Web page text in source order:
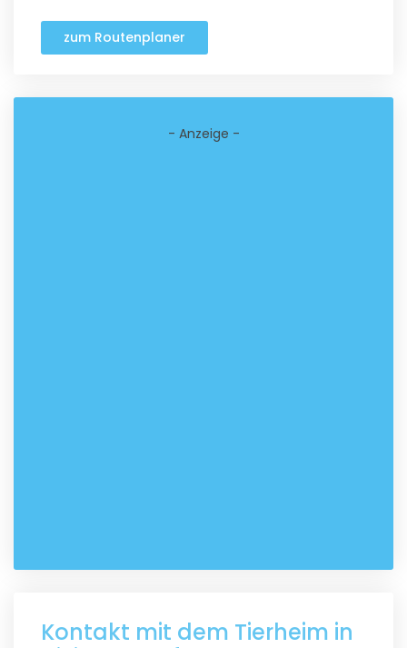
zum Routenplaner
- Anzeige -
Kontakt mit dem Tierheim in